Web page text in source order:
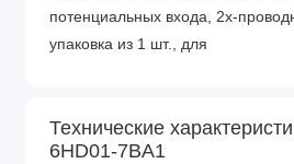
потенциальных входа, 2х-
упаковка из 1 шт., для
Технические
6HD01-7BA1